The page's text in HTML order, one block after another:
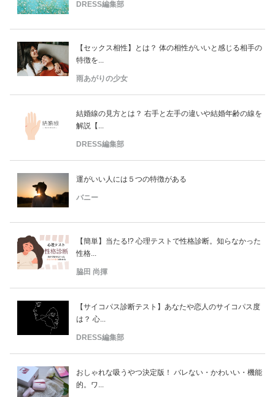
DRESS編集部
【セックス相性】とは？ 体の相性がいいと感じる相手の
特徴を...
雨あがりの少女
結婚線の見方とは？ 右手と左手の違いや結婚年齢の線を
解説【...
DRESS編集部
運がいい人には５つの特徴がある
バニー
【簡単】当たる!? 心理テストで性格診断。知らなかった
性格...
脇田 尚揮
【サイコパス診断テスト】あなたや恋人のサイコパス度
は？ 心...
DRESS編集部
おしゃれな吸うやつ決定版！ バレない・かわいい・機能
的。ワ...